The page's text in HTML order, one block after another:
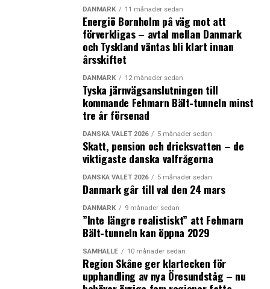
Öresundsregionen samt om Danmark för svenska läsare
och om Sverige för danska läsare. News Øresund
startade 2012 som ett Interregprojekt mellan
Øresundsinstituttet, Lunds universitet och Roskilde
universitet med finansiering från EU och regionala
aktörer. Sedan 2015 ingår News Øresund i
Øresundsinstituttet.
Øresundsinstituttetär ett oberoende dansk-svenskt
kunskapscentrum som genom analyser, fakta,
nätverksmöten och nyhetsbyrån News Øresund bidrar
till en ökad kännedom om utvecklingen i regionen.
Verksamheten drivs utan vinstintresse och med
finansiering av ett drygt 100-tal medlemmar från stat,
regioner, kommuner, universitet och det privata
Läs News Øresunds veckobrev v. 24
DANMARK 11 månader sedan
Energiö Bornholm på väg mot att
förverkligas – avtal mellan Danmark
och Tyskland väntas bli klart innan
årsskiftet
DANMARK 12 månader sedan
Tyska järnvägsanslutningen till
kommande Fehmarn Bält-tunneln minst
tre år försenad
DANSKA VALET 2026 5 månader sedan
Skatt, pension och dricksvatten – de
viktigaste danska valfrågorna
DANSKA VALET 2026 5 månader sedan
Danmark går till val den 24 mars
DANMARK 9 månader sedan
”Inte längre realistiskt” att Fehmarn
Bält-tunneln kan öppna 2029
SAMHÄLLE 10 månader sedan
Region Skåne ger klartecken för
upphandling av nya Öresundståg – nu